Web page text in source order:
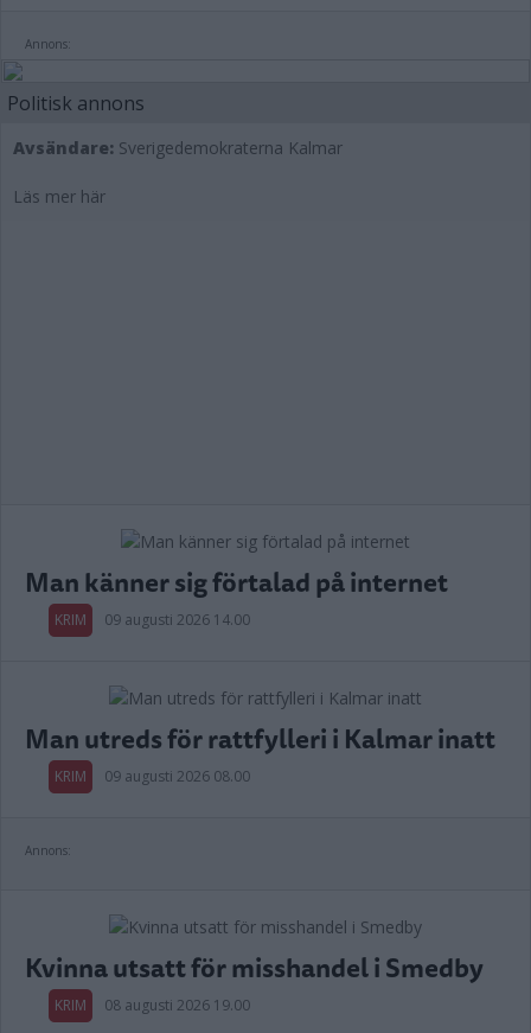
Annons:
Politisk annons
Avsändare: Sverigedemokraterna Kalmar
Läs mer här
Man känner sig förtalad på internet
KRIM 09 augusti 2026 14.00
Man utreds för rattfylleri i Kalmar inatt
KRIM 09 augusti 2026 08.00
Annons:
Kvinna utsatt för misshandel i Smedby
KRIM 08 augusti 2026 19.00